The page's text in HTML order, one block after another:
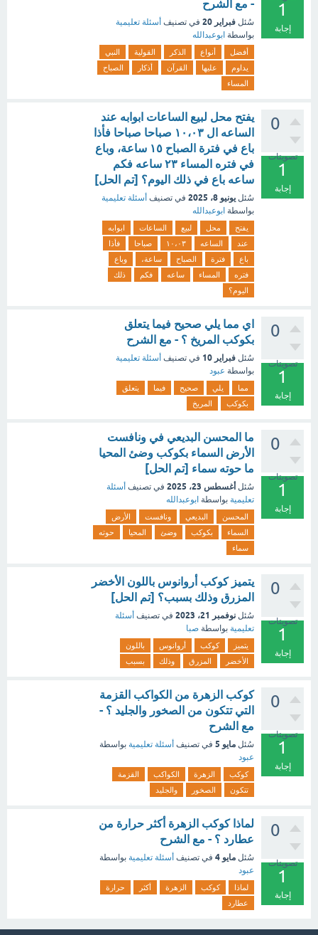
1
إجابة
- مع الشرح
سُئل فبراير 20 في تصنيف أسئلة تعليمية
بواسطة ابوعبدالله
أفضل أنواع الذكر القولية
النبي
يداوم
عليها القرآن أذكار
الصباح
المساء
0
تصويتات
1
إجابة
يفتح محل لبيع الساعات ابوابه عند
الساعه ال ١٠،٠٣ صباحا صباحا فأذا
باع في فترة الصباح ١٥ ساعة، وباع
في فتره المساء ٢٣ ساعه فكم
ساعه باع في ذلك اليوم؟ [تم الحل]
سُئل يونيو 8، 2025 في تصنيف أسئلة تعليمية
بواسطة ابوعبدالله
يفتح محل لبيع الساعات
ابوابه
عند
الساعه ١٠،٠٣ صباحا
فأذا
باع
فترة الصباح ساعة،
وباع
فتره
المساء ساعه فكم
ذلك
اليوم؟
0
تصويتات
1
إجابة
اي مما يلي صحيح فيما يتعلق
بكوكب المريخ ؟ - مع الشرح
سُئل فبراير 10 في تصنيف أسئلة تعليمية
بواسطة عبود
مما يلي صحيح فيما
يتعلق
بكوكب
المريخ
0
تصويتات
1
إجابة
ما المحسن البديعي في ونافست
الأرض السماء بكوكب وضئ المحيا
ما حوته سماء [تم الحل]
سُئل أغسطس 23، 2025 في تصنيف أسئلة
تعليمية بواسطة ابوعبدالله
المحسن البديعي ونافست
الأرض
السماء
بكوكب وضئ المحيا
حوته
سماء
0
تصويتات
1
إجابة
يتميز كوكب أروانوس باللون الأخضر
المزرق وذلك بسبب؟ [تم الحل]
سُئل نوفمبر 21، 2023 في تصنيف أسئلة
تعليمية بواسطة صبا
يتميز كوكب أروانوس
باللون
الأخضر
المزرق وذلك بسبب
0
تصويتات
1
إجابة
كوكب الزهرة من الكواكب القزمة
التي تتكون من الصخور والجليد ؟ -
مع الشرح
سُئل مايو 5 في تصنيف أسئلة تعليمية بواسطة
عبود
كوكب الزهرة الكواكب
القزمة
تتكون
الصخور والجليد
0
تصويتات
1
إجابة
لماذا كوكب الزهرة أكثر حرارة من
عطارد ؟ - مع الشرح
سُئل مايو 4 في تصنيف أسئلة تعليمية بواسطة
عبود
لماذا كوكب الزهرة أكثر
حرارة
عطارد